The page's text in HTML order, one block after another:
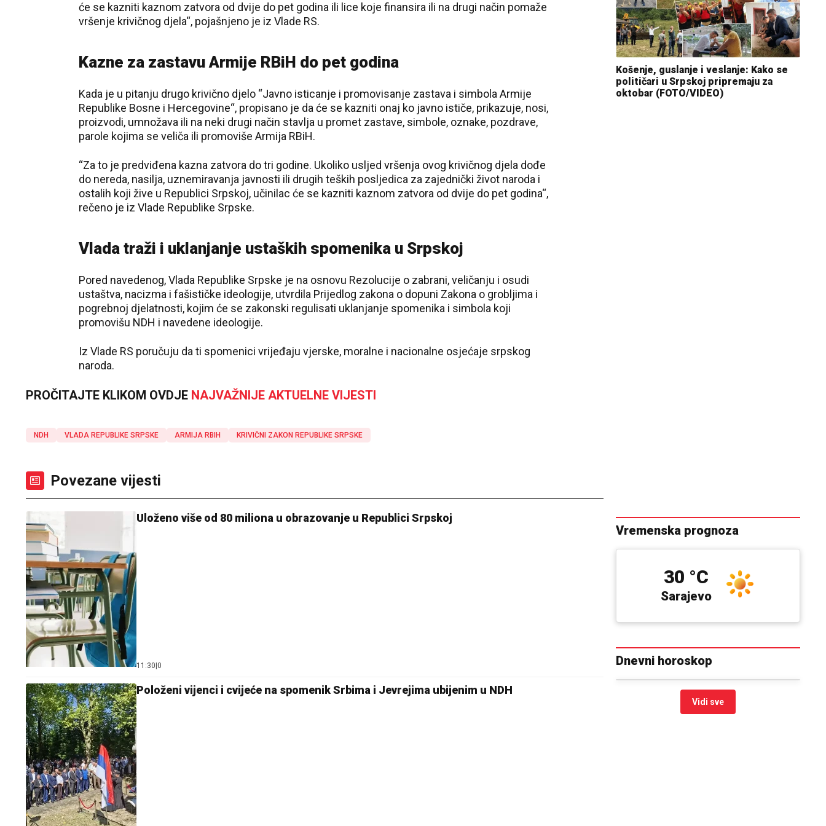
će se kazniti kaznom zatvora od dvije do pet godina ili lice koje finansira ili na drugi način pomaže
vršenje krivičnog djela“, pojašnjeno je iz Vlade RS.
Kazne za zastavu Armije RBiH do pet godina
Kada je u pitanju drugo krivično djelo “Javno isticanje i promovisanje zastava i simbola Armije
Republike Bosne i Hercegovine“, propisano je da će se kazniti onaj ko javno ističe, prikazuje, nosi,
proizvodi, umnožava ili na neki drugi način stavlja u promet zastave, simbole, oznake, pozdrave,
parole kojima se veliča ili promoviše Armija RBiH.
“Za to je predviđena kazna zatvora do tri godine. Ukoliko usljed vršenja ovog krivičnog djela dođe
do nereda, nasilja, uznemiravanja javnosti ili drugih teških posljedica za zajednički život naroda i
ostalih koji žive u Republici Srpskoj, učinilac će se kazniti kaznom zatvora od dvije do pet godina“,
rečeno je iz Vlade Republike Srpske.
Vlada traži i uklanjanje ustaških spomenika u Srpskoj
Pored navedenog, Vlada Republike Srpske je na osnovu Rezolucije o zabrani, veličanju i osudi
ustaštva, nacizma i fašističke ideologije, utvrdila Prijedlog zakona o dopuni Zakona o grobljima i
pogrebnoj djelatnosti, kojim će se zakonski regulisati uklanjanje spomenika i simbola koji
promovišu NDH i navedene ideologije.
Iz Vlade RS poručuju da ti spomenici vrijeđaju vjerske, moralne i nacionalne osjećaje srpskog
naroda.
PROČITAJTE KLIKOM OVDJE NAJVAŽNIJE AKTUELNE VIJESTI
NDH VLADA REPUBLIKE SRPSKE ARMIJA RBIH KRIVIČNI ZAKON REPUBLIKE SRPSKE
Povezane vijesti
Uloženo više od 80 miliona u obrazovanje u Republici Srpskoj
11:30 0
Položeni vijenci i cvijeće na spomenik Srbima i Jevrejima ubijenim u NDH
Košenje, guslanje i veslanje: Kako se
političari u Srpskoj pripremaju za
oktobar (FOTO/VIDEO)
Vremenska prognoza
Sarajevo
30 °C
Dnevni horoskop
Vidi sve